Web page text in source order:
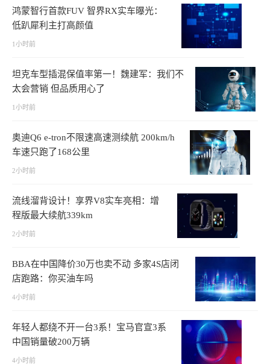
鸿蒙智行首款FUV 智界RX实车曝光：
低趴犀利主打高颜值
1小时前
坦克车型插混保值率第一！魏建军：我们不
太会营销 但品质用心了
1小时前
奥迪Q6 e-tron不限速高速测续航 200km/h
车速只跑了168公里
2小时前
流线溜背设计！享界V8实车亮相：增
程版最大续航339km
2小时前
BBA在中国降价30万也卖不动 多家4S店闭
店跑路：你买油车吗
4小时前
年轻人都绕不开一台3系！宝马官宣3系
中国销量破200万辆
4小时前